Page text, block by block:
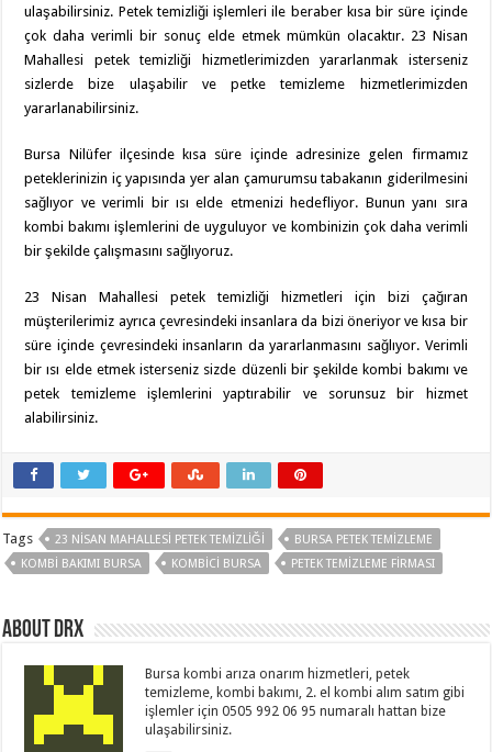
ulaşabilirsiniz. Petek temizliği işlemleri ile beraber kısa bir süre içinde
çok daha verimli bir sonuç elde etmek mümkün olacaktır. 23 Nisan
Mahallesi petek temizliği hizmetlerimizden yararlanmak isterseniz
sizlerde bize ulaşabilir ve petke temizleme hizmetlerimizden
yararlanabilirsiniz.
Bursa Nilüfer ilçesinde kısa süre içinde adresinize gelen firmamız
peteklerinizin iç yapısında yer alan çamurumsu tabakanın giderilmesini
sağlıyor ve verimli bir ısı elde etmenizi hedefliyor. Bunun yanı sıra
kombi bakımı işlemlerini de uyguluyor ve kombinizin çok daha verimli
bir şekilde çalışmasını sağlıyoruz.
23 Nisan Mahallesi petek temizliği hizmetleri için bizi çağıran
müşterilerimiz ayrıca çevresindeki insanlara da bizi öneriyor ve kısa bir
süre içinde çevresindeki insanların da yararlanmasını sağlıyor. Verimli
bir ısı elde etmek isterseniz sizde düzenli bir şekilde kombi bakımı ve
petek temizleme işlemlerini yaptırabilir ve sorunsuz bir hizmet
alabilirsiniz.
Tags 23 NISAN MAHALLESI PETEK TEMIZLIĞI
BURSA PETEK TEMIZLEME
KOMBI BAKIMI BURSA
KOMBICI BURSA PETEK TEMIZLEME FIRMASI
About drx
Bursa kombi arıza onarım hizmetleri, petek
temizleme, kombi bakımı, 2. el kombi alım satım gibi
işlemler için 0505 992 06 95 numaralı hattan bize
ulaşabilirsiniz.